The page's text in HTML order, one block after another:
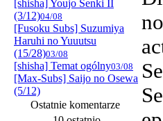
[shisha] Youjo Senki II
(3/12)04/08
[Fusoku Subs] Suzumiya
Haruhi no Yuuutsu
(15/28)03/08
[shisha] Temat ogólny03/08
[Max-Subs] Saijo no Osewa
(5/12)
Ostatnie komentarze